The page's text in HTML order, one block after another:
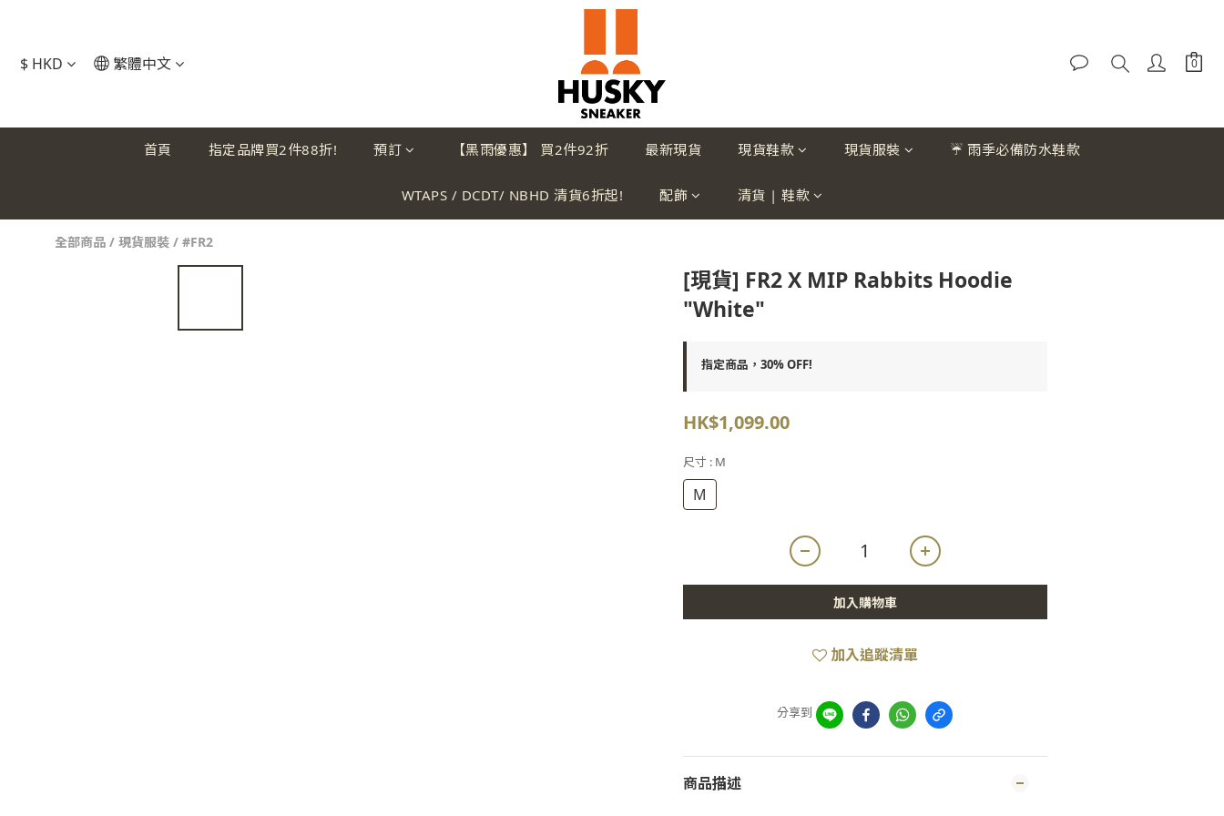
$ HKD 繁體中文
首頁 指定品牌買2件88折! 預訂 【黑雨優惠】 買2件92折 最新現貨 現貨鞋款 現貨服裝 ☔ 雨季必備防水鞋款
WTAPS / DCDT/ NBHD 清貨6折起! 配飾 清貨 | 鞋款
全部商品 / 現貨服裝 / #FR2
[現貨] FR2 X MIP Rabbits Hoodie
"White"
指定商品，30% OFF!
HK$1,099.00
尺寸 : M
M
加入購物車
加入追蹤清單
分享到
商品描述